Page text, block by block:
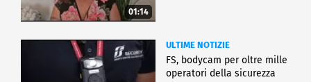
01:14
ULTIME NOTIZIE
FS, bodycam per oltre mille
operatori della sicurezza